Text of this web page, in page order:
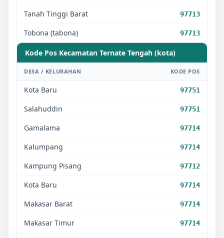
Tanah Tinggi Barat 97713
Tobona (tabona) 97713
Kode Pos Kecamatan Ternate Tengah (kota)
DESA / KELURAHAN KODE POS
Kota Baru 97751
Salahuddin 97751
Gamalama 97714
Kalumpang 97714
Kampung Pisang 97712
Kota Baru 97714
Makasar Barat 97714
Makasar Timur 97714